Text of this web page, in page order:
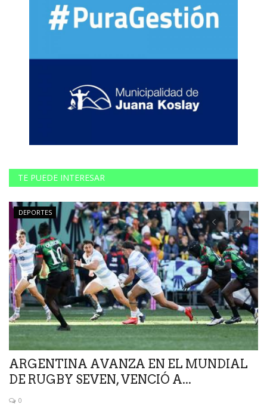
TE PUEDE INTERESAR
DEPORTES
ARGENTINA AVANZA EN EL MUNDIAL
DE RUGBY SEVEN, VENCIÓ A...
0